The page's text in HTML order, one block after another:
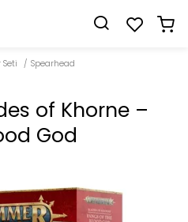
Spearhead
of Khorne –
God